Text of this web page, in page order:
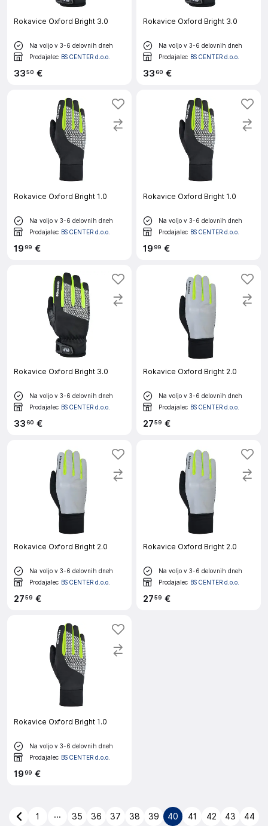
Rokavice Oxford Bright 3.0
Na voljo v 3-6 delovnih dneh
Prodajalec BS CENTER d.o.o.
3350 €
Rokavice Oxford Bright 3.0
Na voljo v 3-6 delovnih dneh
Prodajalec BS CENTER d.o.o.
3360 €
Rokavice Oxford Bright 1.0
Na voljo v 3-6 delovnih dneh
Prodajalec BS CENTER d.o.o.
1999 €
Rokavice Oxford Bright 1.0
Na voljo v 3-6 delovnih dneh
Prodajalec BS CENTER d.o.o.
1999 €
Rokavice Oxford Bright 3.0
Na voljo v 3-6 delovnih dneh
Prodajalec BS CENTER d.o.o.
3360 €
Rokavice Oxford Bright 2.0
Na voljo v 3-6 delovnih dneh
Prodajalec BS CENTER d.o.o.
2759 €
Rokavice Oxford Bright 2.0
Na voljo v 3-6 delovnih dneh
Prodajalec BS CENTER d.o.o.
2759 €
Rokavice Oxford Bright 2.0
Na voljo v 3-6 delovnih dneh
Prodajalec BS CENTER d.o.o.
2759 €
Rokavice Oxford Bright 1.0
Na voljo v 3-6 delovnih dneh
Prodajalec BS CENTER d.o.o.
1999 €
1 ... 35 36 37 38 39 40 41 42 43
44